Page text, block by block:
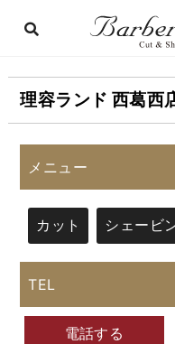
理容ランド 西葛西
メニュー
カット シェービ
TEL
電話する